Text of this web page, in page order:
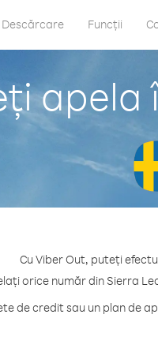
Descărcare Funcții
apela
Cu Viber Out, puteți
orice număr din Sierra
de credit sau un plan de